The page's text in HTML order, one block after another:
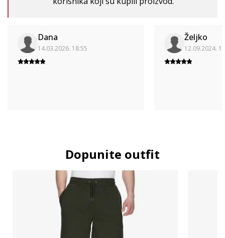
Dana
14.03.2026. 18:55
Željko
12.09.2024.
Dopunite outfit